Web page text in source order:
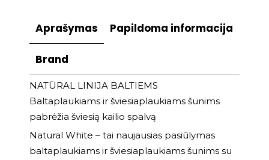
Aprašymas Papildoma informacija
Brand
NATŪRAL LINIJA BALTIEMS
Baltaplaukiams ir šviesiaplaukiams šunims
pabrėžia šviesią kailio spalvą
Natural White – tai naujausias pasiūlymas
baltaplaukiams ir šviesiaplaukiams šunims su